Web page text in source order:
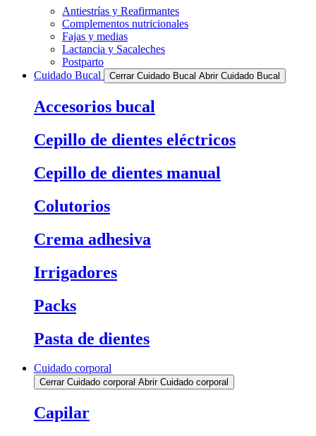
Antiestrías y Reafirmantes
Complementos nutricionales
Fajas y medias
Lactancia y Sacaleches
Postparto
Cuidado Bucal
Cerrar Cuidado Bucal Abrir Cuidado Bucal
Accesorios bucal
Cepillo de dientes eléctricos
Cepillo de dientes manual
Colutorios
Crema adhesiva
Irrigadores
Packs
Pasta de dientes
Cuidado corporal
Cerrar Cuidado corporal Abrir Cuidado corporal
Capilar